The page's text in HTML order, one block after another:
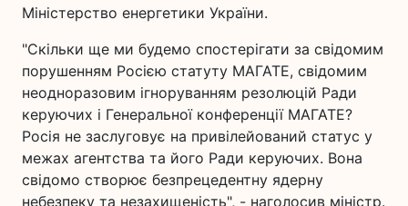
Міністерство енергетики України.
"Скільки ще ми будемо спостерігати за свідомим
порушенням Росією статуту МАГАТЕ, свідомим
неодноразовим ігноруванням резолюцій Ради
керуючих і Генеральної конференції МАГАТЕ?
Росія не заслуговує на привілейований статус у
межах агентства та його Ради керуючих. Вона
свідомо створює безпрецедентну ядерну
небезпеку та незахищеність", - наголосив міністр.